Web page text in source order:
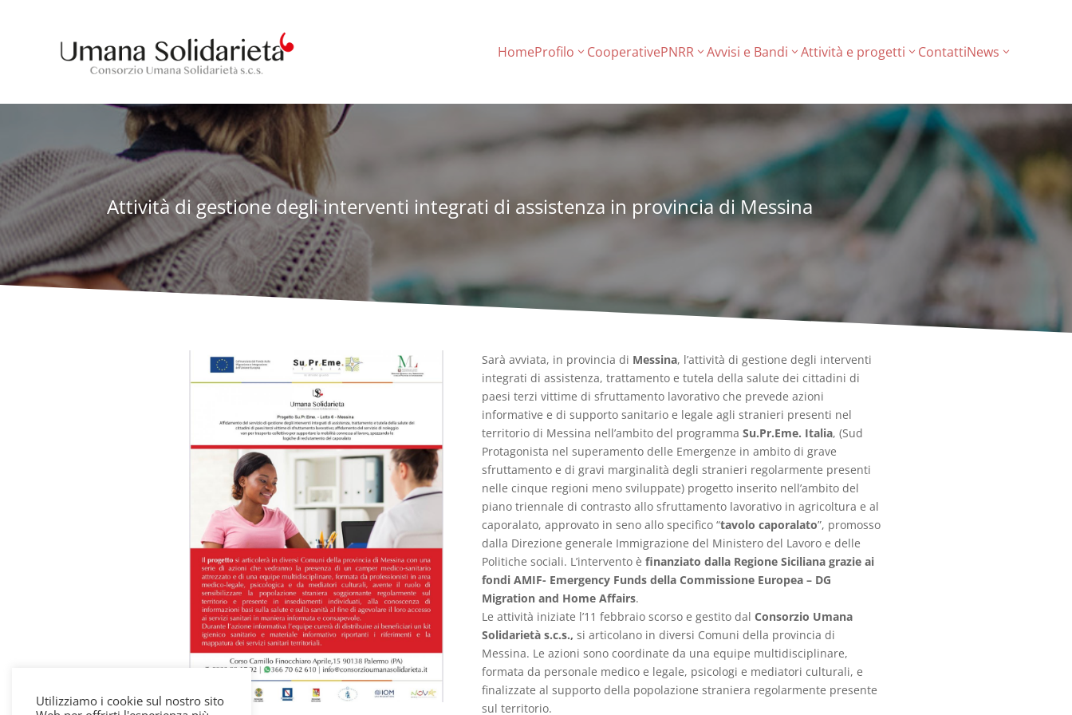
HomeProfilo CooperativePNRR Avvisi e Bandi Attività e progetti ContattiNews
Attività di gestione degli interventi integrati di assistenza in provincia di Messina
Sarà avviata, in provincia di Messina, l’attività di gestione degli interventi
integrati di assistenza, trattamento e tutela della salute dei cittadini di
paesi terzi vittime di sfruttamento lavorativo che prevede azioni
informative e di supporto sanitario e legale agli stranieri presenti nel
territorio di Messina nell’ambito del programmaSu.Pr.Eme. Italia, (Sud
Protagonista nel superamento delle Emergenze in ambito di grave
sfruttamento e di gravi marginalità degli stranieri regolarmente presenti
nelle cinque regioni meno sviluppate) progetto inserito nell’ambito del
piano triennale di contrasto allo sfruttamento lavorativo in agricoltura e al
caporalato, approvato in seno allo specifico “tavolo caporalato”, promosso
dalla Direzione generale Immigrazione del Ministero del Lavoro e delle
Politiche sociali. L’intervento èfinanziato dalla Regione Siciliana grazie ai
fondi AMIF- Emergency Funds della Commissione Europea – DG
Migration and Home Affairs.
Le attività iniziate l’11 febbraio scorso e gestito dalConsorzio Umana
Solidarietà s.c.s., si articolano in diversi Comuni della provincia di
Messina. Le azioni sono coordinate da una equipe multidisciplinare,
formata da personale medico e legale, psicologi e mediatori culturali, e
finalizzate al supporto della popolazione straniera regolarmente presente
sul territorio.
Utilizziamo i cookie sul nostro sito